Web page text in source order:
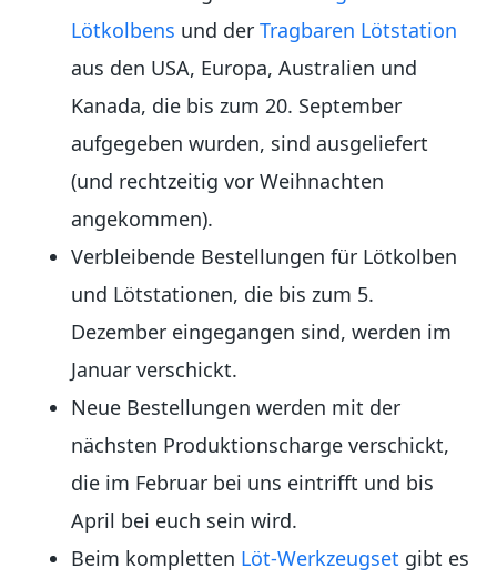
Lötkolbens und der Tragbaren Lötstation
aus den USA, Europa, Australien und
Kanada, die bis zum 20. September
aufgegeben wurden, sind ausgeliefert
(und rechtzeitig vor Weihnachten
angekommen).
Verbleibende Bestellungen für Lötkolben
und Lötstationen, die bis zum 5.
Dezember eingegangen sind, werden im
Januar verschickt.
Neue Bestellungen werden mit der
nächsten Produktionscharge verschickt,
die im Februar bei uns eintrifft und bis
April bei euch sein wird.
Beim kompletten Löt-Werkzeugset gibt es